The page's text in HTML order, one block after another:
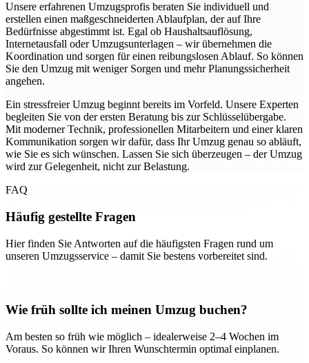
Unsere erfahrenen Umzugsprofis beraten Sie individuell und
erstellen einen maßgeschneiderten Ablaufplan, der auf Ihre
Bedürfnisse abgestimmt ist. Egal ob Haushaltsauflösung,
Internetausfall oder Umzugsunterlagen – wir übernehmen die
Koordination und sorgen für einen reibungslosen Ablauf. So können
Sie den Umzug mit weniger Sorgen und mehr Planungssicherheit
angehen.
Ein stressfreier Umzug beginnt bereits im Vorfeld. Unsere Experten
begleiten Sie von der ersten Beratung bis zur Schlüsselübergabe.
Mit moderner Technik, professionellen Mitarbeitern und einer klaren
Kommunikation sorgen wir dafür, dass Ihr Umzug genau so abläuft,
wie Sie es sich wünschen. Lassen Sie sich überzeugen – der Umzug
wird zur Gelegenheit, nicht zur Belastung.
FAQ
Häufig gestellte Fragen
Hier finden Sie Antworten auf die häufigsten Fragen rund um
unseren Umzugsservice – damit Sie bestens vorbereitet sind.
Wie früh sollte ich meinen Umzug buchen?
Am besten so früh wie möglich – idealerweise 2–4 Wochen im
Voraus. So können wir Ihren Wunschtermin optimal einplanen.